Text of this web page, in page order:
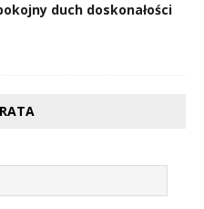
duch doskonałości